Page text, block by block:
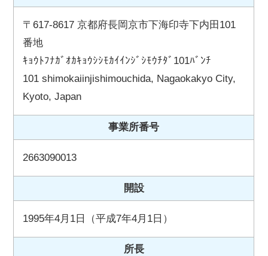
〒617-8617 京都府長岡京市下海印寺下内田101
番地
ｷｮｳﾄﾌﾅｶﾞｵｶｷｮｳｼｼﾓｶｲｲﾝｼﾞｼﾓｳﾁﾀﾞ101ﾊﾞﾝﾁ
101 shimokaiinjishimouchida, Nagaokakyo City,
Kyoto, Japan
事業所番号
2663090013
開設
1995年4月1日（平成7年4月1日）
所長